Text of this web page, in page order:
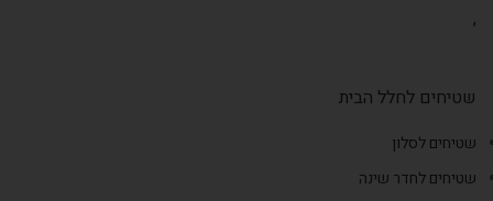
,
שטיחים לחלל הבית
שטיחים לסלון
שטיחים לחדר שינה